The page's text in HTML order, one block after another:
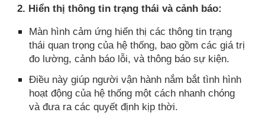
2. Hiển thị thông tin trạng thái và cảnh báo:
Màn hình cảm ứng hiển thị các thông tin trạng
thái quan trọng của hệ thống, bao gồm các giá trị
đo lường, cảnh báo lỗi, và thông báo sự kiện.
Điều này giúp người vận hành nắm bắt tình hình
hoạt động của hệ thống một cách nhanh chóng
và đưa ra các quyết định kịp thời.